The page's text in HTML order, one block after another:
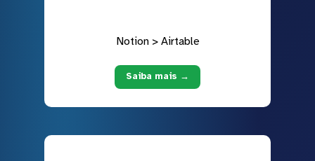
Notion > Airtable
Saiba mais →